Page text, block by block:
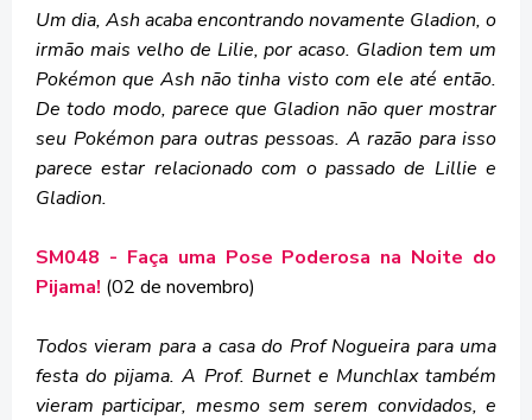
Um dia, Ash acaba encontrando novamente Gladion, o
irmão mais velho de Lilie, por acaso. Gladion tem um
Pokémon que Ash não tinha visto com ele até então.
De todo modo, parece que Gladion não quer mostrar
seu Pokémon para outras pessoas. A razão para isso
parece estar relacionado com o passado de Lillie e
Gladion.
SM048 - Faça uma Pose Poderosa na Noite do
Pijama! (02 de novembro)
Todos vieram para a casa do Prof Nogueira para uma
festa do pijama. A Prof. Burnet e Munchlax também
vieram participar, mesmo sem serem convidados, e